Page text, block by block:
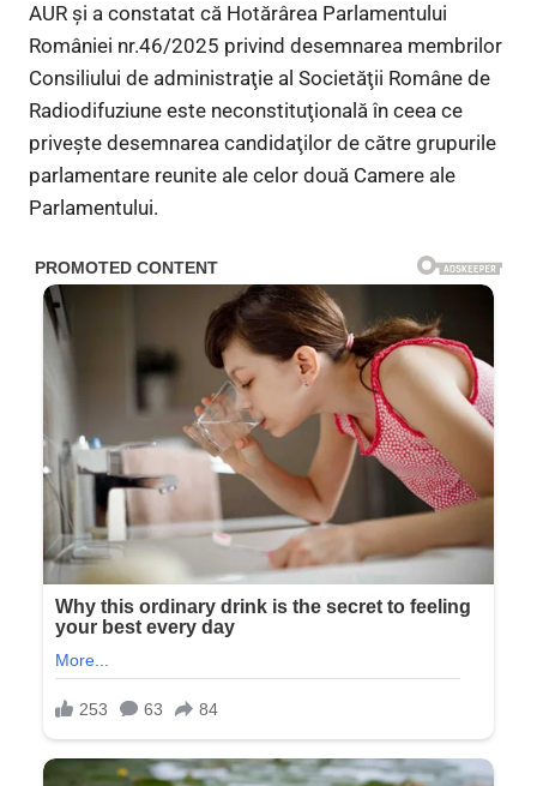
AUR şi a constatat că Hotărârea Parlamentului
României nr.46/2025 privind desemnarea membrilor
Consiliului de administraţie al Societăţii Române de
Radiodifuziune este neconstituţională în ceea ce
priveşte desemnarea candidaţilor de către grupurile
parlamentare reunite ale celor două Camere ale
Parlamentului.